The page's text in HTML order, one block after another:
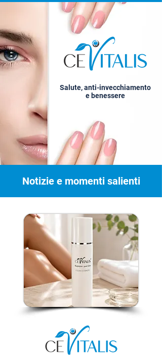
Salute, anti-invecchiamento
e benessere
Notizie e momenti salienti